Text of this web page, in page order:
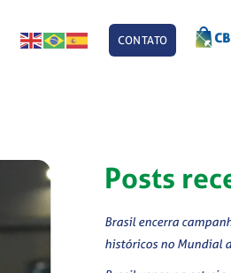
CONTATO
Posts
Brasil encerra
históricos no Mundial